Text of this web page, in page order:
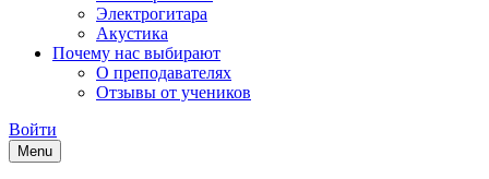
Электрогитара
Акустика
Почему нас выбирают
О преподавателях
Отзывы от учеников
Войти
Menu